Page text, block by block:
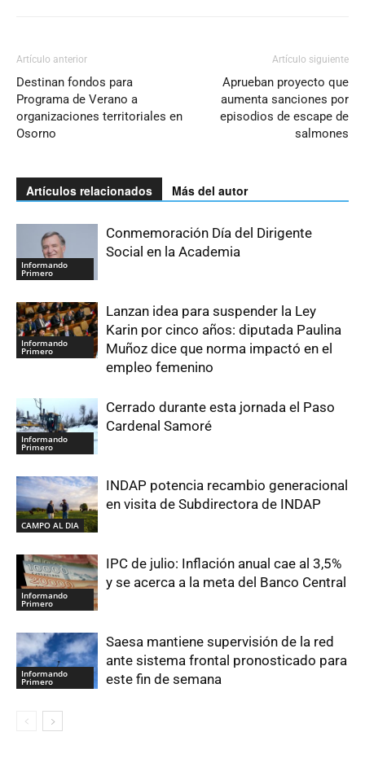
Artículo anterior
Destinan fondos para
Programa de Verano a
organizaciones territoriales en
Osorno
Artículo siguiente
Aprueban proyecto que
aumenta sanciones por
episodios de escape de
salmones
Artículos relacionados Más del autor
Informando
Primero
Conmemoración Día del Dirigente
Social en la Academia
Informando
Primero
Lanzan idea para suspender la Ley
Karin por cinco años: diputada Paulina
Muñoz dice que norma impactó en el
empleo femenino
Informando
Primero
Cerrado durante esta jornada el Paso
Cardenal Samoré
CAMPO AL DIA
INDAP potencia recambio generacional
en visita de Subdirectora de INDAP
Informando
Primero
IPC de julio: Inflación anual cae al 3,5%
y se acerca a la meta del Banco Central
Informando
Primero
Saesa mantiene supervisión de la red
ante sistema frontal pronosticado para
este fin de semana